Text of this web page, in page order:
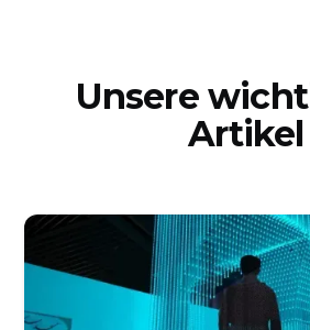
Unsere
Artikel